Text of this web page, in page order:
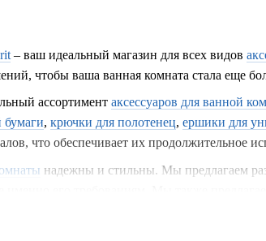
– ваш идеальный магазин для всех видов
чтобы ваша ванная комната стала еще
ассортимент аксессуаров для ванной
бумаги, крючки для полотенец, ершики для
что обеспечивает их продолжительное
надежны и стильны. Мы предлагаем